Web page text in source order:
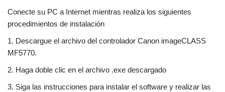
Conecte su PC a Internet mientras realiza los siguientes
procedimientos de instalación
1. Descargue el archivo del controlador Canon imageCLASS
MF5770.
2. Haga doble clic en el archivo .exe descargado
3. Siga las instrucciones para instalar el software y realizar las